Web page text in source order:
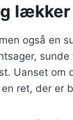
også en
Uanset om
ret, der er